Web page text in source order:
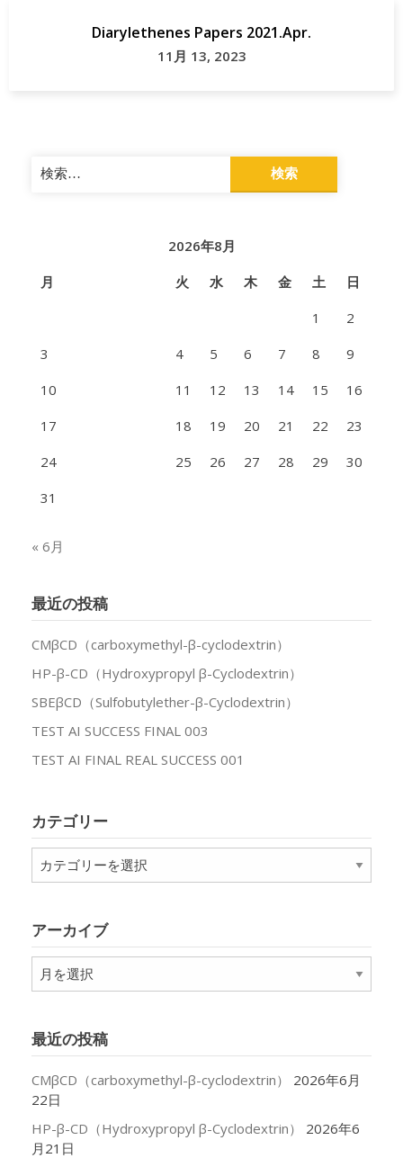
Diarylethenes Papers 2021.Apr.
11月 13, 2023
検
索:
2026年8月
月
火 水 木 金 土
日
1
2
3
4 5 6 7 8
9
10
11 12 13 14 15
16
17
18 19 20 21 22
23
24
25 26 27 28 29
30
31
« 6月
最近の投稿
CMβCD（carboxymethyl-β-cyclodextrin）
HP-β-CD（Hydroxypropyl β-Cyclodextrin）
SBEβCD（Sulfobutylether-β-Cyclodextrin）
TEST AI SUCCESS FINAL 003
TEST AI FINAL REAL SUCCESS 001
カテゴリー
テ
ー
アーカイブ
ア
ー
ブ
最近の投稿
CMβCD（carboxymethyl-β-cyclodextrin）
2026年6月
22日
HP-β-CD（Hydroxypropyl β-Cyclodextrin）
2026年6
月21日